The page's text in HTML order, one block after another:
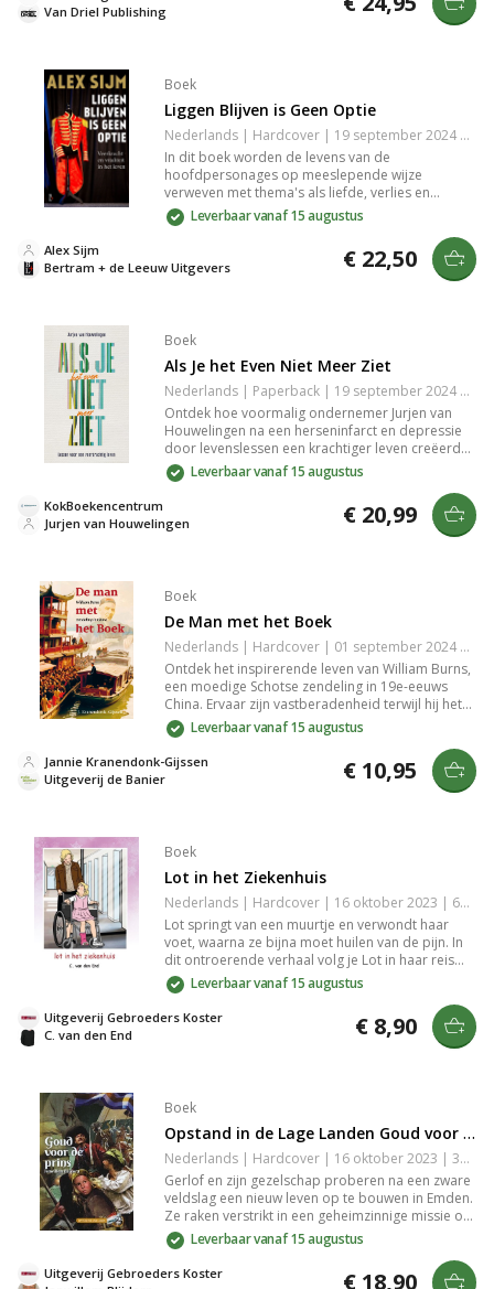
verandert alles.
Van Driel Publishing
Boek
Liggen Blijven is Geen Optie
Nederlands | Hardcover | 19 september 2024 | 160 pagina's | 9789461563255
In dit boek worden de levens van de
hoofdpersonages op meeslepende wijze
verweven met thema's als liefde, verlies en
vergeving. Door scherpe dialogen en diepgaande
karakterontwikkeling krijg je een indringend beeld
van hun emotionaliteit en groei. Een krachtig
verhaal dat je raakt en aan het denken zet, perfect
voor liefhebbers van hedendaagse literatuur.
Leverbaar vanaf 15 augustus
Bertram + de Leeuw Uitgevers
Alex Sijm € 22,50
Boek
Als Je het Even Niet Meer Ziet
Nederlands | Paperback | 19 september 2024 | 144 pagina's | 9789043541497
Ontdek hoe voormalig ondernemer Jurjen van
Houwelingen na een herseninfarct en depressie
door levenslessen een krachtiger leven creëerde.
Laat je inspireren door zijn persoonlijke reis vol
uitdagingen en herstel. Perfect voor wie
veerkracht en levensinzicht zoekt na tegenslagen.
Leverbaar vanaf 15 augustus
Jurjen van Houwelingen
KokBoekencentrum € 20,99
Boek
De Man met het Boek
Nederlands | Hardcover | 01 september 2024 | 80 pagina's | 9789402910858
Ontdek het inspirerende leven van William Burns,
een moedige Schotse zendeling in 19e-eeuws
China. Ervaar zijn vastberadenheid terwijl hij het
Evangelie verspreidt, vaak vanaf een woonboot.
Ondanks uitdagingen en tegenslagen blijft hij
onverschrokken, bekend als 'de man met het
boek'.
Leverbaar vanaf 15 augustus
Uitgeverij de Banier
Jannie Kranendonk-Gijssen € 10,95
Boek
Lot in het Ziekenhuis
Nederlands | Hardcover | 16 oktober 2023 | 64 pagina's | 9789463702485
Lot springt van een muurtje en verwondt haar
voet, waarna ze bijna moet huilen van de pijn. In
dit ontroerende verhaal volg je Lot in haar reis
naar en verblijf in het ziekenhuis, vol steun van
familie en vrienden. Perfect voor kinderen en
ouders die zich willen verdiepen in het proces van
Leverbaar vanaf 15 augustus
C. van den End
Uitgeverij Gebroeders Koster € 8,90
Boek
Opstand in de Lage Landen Goud voor de Prins
Nederlands | Hardcover | 16 oktober 2023 | 370 pagina's | 9789463702478
Gerlof en zijn gezelschap proberen na een zware
veldslag een nieuw leven op te bouwen in Emden.
Ze raken verstrikt in een geheimzinnige missie op
zee, terwijl zijn zwager Sibrand onverwachte
keuzes maakt. Beleef de spanning en tegenslagen
in de historische context van de 80-jarige oorlog.
Leverbaar vanaf 15 augustus
Uitgeverij Gebroeders Koster € 18,90